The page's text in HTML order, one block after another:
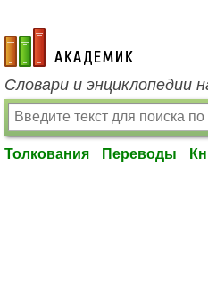
academic.ru
Словари и энциклопедии
Толкования Переводы